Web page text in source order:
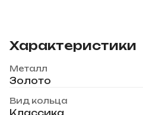
Характеристики
Металл
Золото
Вид кольца